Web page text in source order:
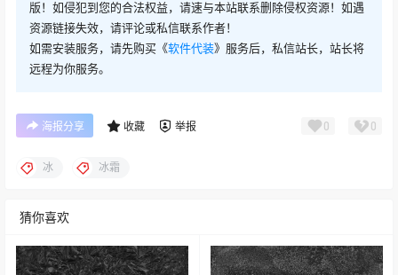
版！如侵犯到您的合法权益，请速与本站联系删除侵权资源！如遇
资源链接失效，请评论或私信联系作者！
如需安装服务，请先购买《软件代装》服务后，私信站长，站长将
远程为你服务。
海报分享 收藏 举报 0 0
冰 冰霜
猜你喜欢